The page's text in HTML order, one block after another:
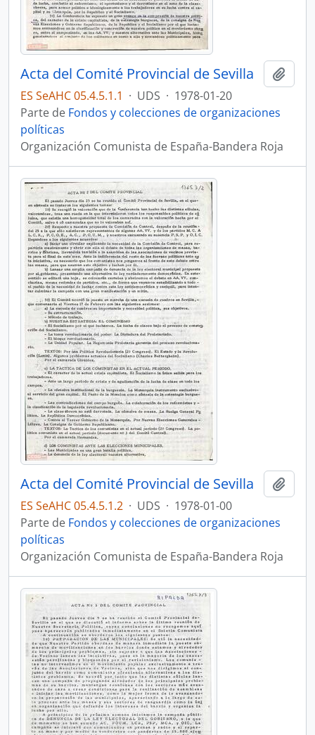
Acta del Comité Provincial de Sevilla
ES SeAHC 05.4.5.1.1 · UDS · 1978-01-20
Parte de Fondos y colecciones de organizaciones
políticas
Organización Comunista de España-Bandera Roja
Acta del Comité Provincial de Sevilla
ES SeAHC 05.4.5.1.2 · UDS · 1978-01-00
Parte de Fondos y colecciones de organizaciones
políticas
Organización Comunista de España-Bandera Roja